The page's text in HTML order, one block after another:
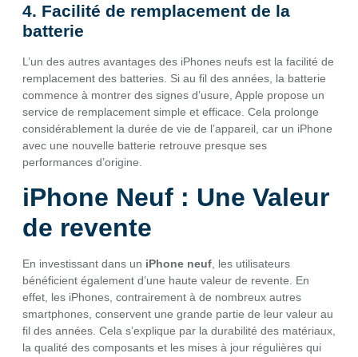
4. Facilité de remplacement de la
batterie
L’un des autres avantages des iPhones neufs est la facilité de
remplacement des batteries. Si au fil des années, la batterie
commence à montrer des signes d’usure, Apple propose un
service de remplacement simple et efficace. Cela prolonge
considérablement la durée de vie de l’appareil, car un iPhone
avec une nouvelle batterie retrouve presque ses
performances d’origine.
iPhone Neuf : Une Valeur
de revente
En investissant dans un iPhone neuf, les utilisateurs
bénéficient également d’une haute valeur de revente. En
effet, les iPhones, contrairement à de nombreux autres
smartphones, conservent une grande partie de leur valeur au
fil des années. Cela s’explique par la durabilité des matériaux,
la qualité des composants et les mises à jour régulières qui